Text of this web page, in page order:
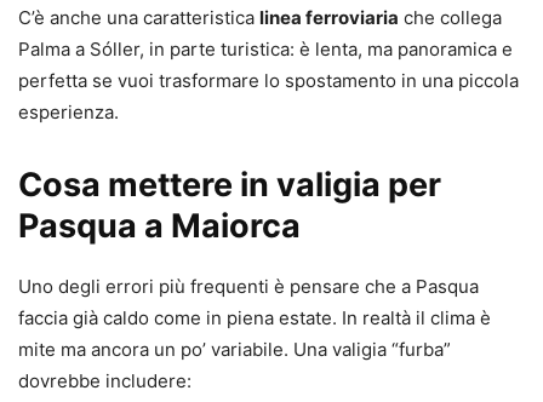
C’è anche una caratteristica linea ferroviaria che collega
Palma a Sóller, in parte turistica: è lenta, ma panoramica e
perfetta se vuoi trasformare lo spostamento in una piccola
esperienza.
Cosa mettere in valigia per
Pasqua a Maiorca
Uno degli errori più frequenti è pensare che a Pasqua
faccia già caldo come in piena estate. In realtà il clima è
mite ma ancora un po’ variabile. Una valigia “furba”
dovrebbe includere: